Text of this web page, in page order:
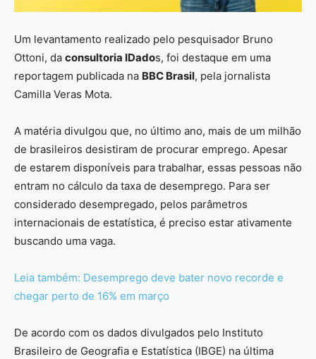
Um levantamento realizado pelo pesquisador Bruno
Ottoni, da consultoria IDados, foi destaque em uma
reportagem publicada na BBC Brasil, pela jornalista
Camilla Veras Mota.
A matéria divulgou que, no último ano, mais de um milhão
de brasileiros desistiram de procurar emprego. Apesar
de estarem disponíveis para trabalhar, essas pessoas não
entram no cálculo da taxa de desemprego. Para ser
considerado desempregado, pelos parâmetros
internacionais de estatística, é preciso estar ativamente
buscando uma vaga.
Leia também: Desemprego deve bater novo recorde e
chegar perto de 16% em março
De acordo com os dados divulgados pelo Instituto
Brasileiro de Geografia e Estatística (IBGE) na última